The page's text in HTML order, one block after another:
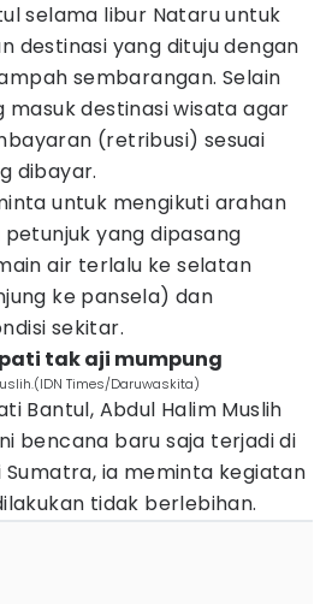
selama libur Nataru untuk
destinasi yang dituju dengan
sembarangan. Selain
masuk destinasi wisata agar
(retribusi) sesuai
dibayar.
untuk mengikuti arahan
yang dipasang
air terlalu ke selatan
ke pansela) dan
sekitar.
tak aji mumpung
Times/Daruwaskita)
Bantul, Abdul Halim Muslih
bencana baru saja terjadi di
Sumatra, ia meminta kegiatan
tidak berlebihan.